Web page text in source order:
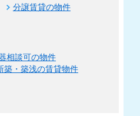
分譲賃貸の物件
相談可の物件
築・築浅の賃貸物件